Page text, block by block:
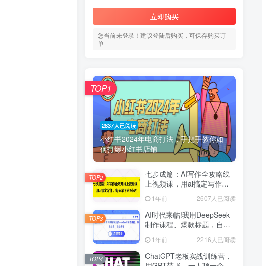
立即购买
您当前未登录！建议登陆后购买，可保存购买订
单
2837人已阅读
小红书2024年电商打法，手把手教你如
何打爆小红书店铺
TOP1
七步成篇：AI写作全攻略线
上视频课，用ai搞定写作，
每天早下班2小时
1年前 2607人已阅读
TOP2
AI时代来临!我用DeepSeek
制作课程、爆款标题，自动
1年前 2216人已阅读
TOP3
ChatGPT老板实战训练营，
TOP4